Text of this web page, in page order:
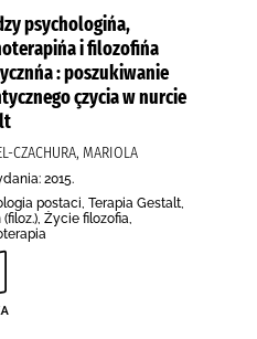
psychologińa,
i filozofińa
: poszukiwanie
çzycia w nurcie
CZACHURA, MARIOLA
2015.
postaci, Terapia Gestalt,
(filoz.), Życie filozofia,